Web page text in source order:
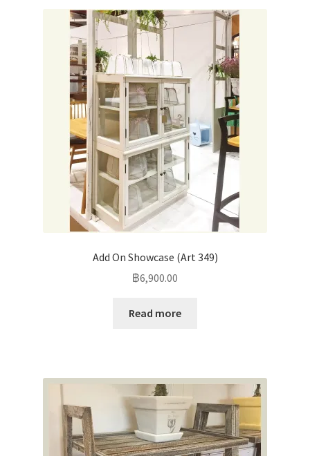
Add On Showcase (Art 349)
฿6,900.00
Read more